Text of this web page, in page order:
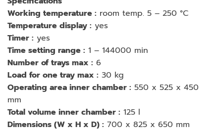
Working temperature : room temp. 5 – 250 °C
Temperature display : yes
Timer : yes
Time setting range : 1 – 144000 min
Number of trays max : 6
Load for one tray max : 30 kg
Operating area inner chamber : 550 x 525 x 450
mm
Total volume inner chamber : 125 l
Dimensions (W x H x D) : 700 x 825 x 650 mm